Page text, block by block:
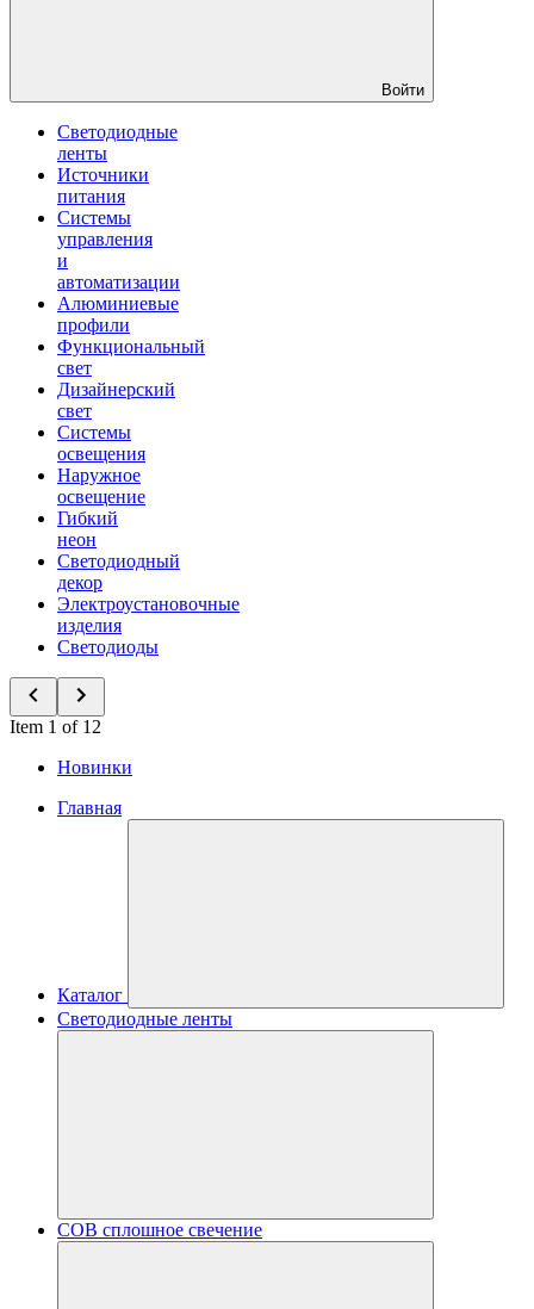
Войти
Светодиодные
ленты
Источники
питания
Системы
управления
и
автоматизации
Алюминиевые
профили
Функциональный
свет
Дизайнерский
свет
Системы
освещения
Наружное
освещение
Гибкий
неон
Светодиодный
декор
Электроустановочные
изделия
Светодиоды
Item 1 of 12
Новинки
Главная
Каталог
Светодиодные ленты
COB сплошное свечение